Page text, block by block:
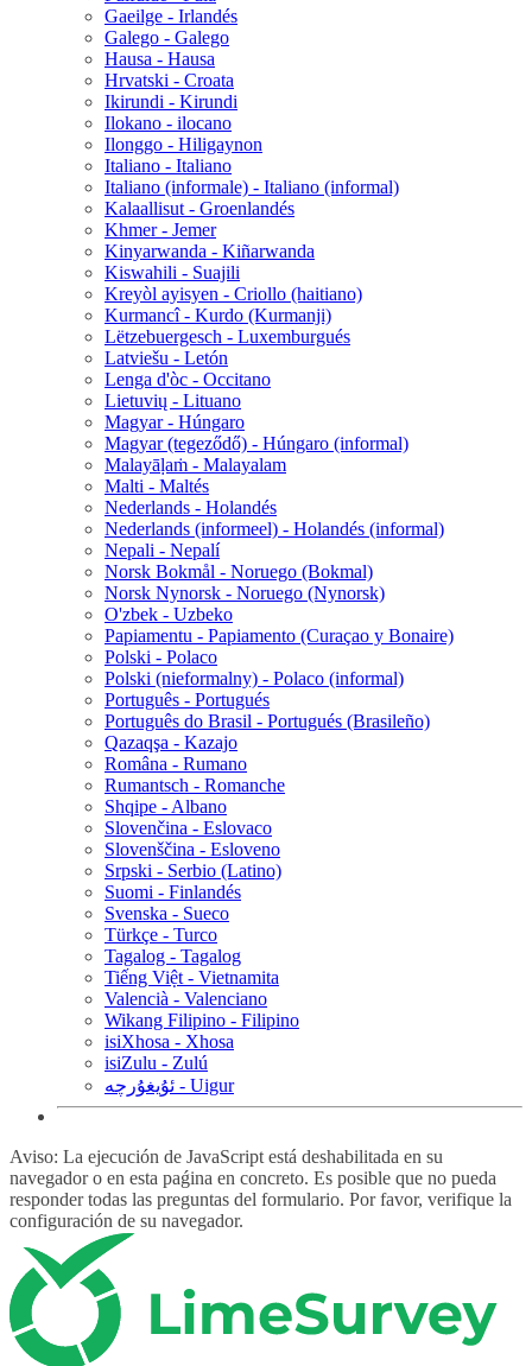
Gaeilge - Irlandés
Galego - Galego
Hausa - Hausa
Hrvatski - Croata
Ikirundi - Kirundi
Ilokano - ilocano
Ilonggo - Hiligaynon
Italiano - Italiano
Italiano (informale) - Italiano (informal)
Kalaallisut - Groenlandés
Khmer - Jemer
Kinyarwanda - Kiñarwanda
Kiswahili - Suajili
Kreyòl ayisyen - Criollo (haitiano)
Kurmancî - Kurdo (Kurmanji)
Lëtzebuergesch - Luxemburgués
Latviešu - Letón
Lenga d'òc - Occitano
Lietuvių - Lituano
Magyar - Húngaro
Magyar (tegeződő) - Húngaro (informal)
Malayāḷaṁ - Malayalam
Malti - Maltés
Nederlands - Holandés
Nederlands (informeel) - Holandés (informal)
Nepali - Nepalí
Norsk Bokmål - Noruego (Bokmal)
Norsk Nynorsk - Noruego (Nynorsk)
O'zbek - Uzbeko
Papiamentu - Papiamento (Curaçao y Bonaire)
Polski - Polaco
Polski (nieformalny) - Polaco (informal)
Português - Portugués
Português do Brasil - Portugués (Brasileño)
Qazaqşa - Kazajo
Româna - Rumano
Rumantsch - Romanche
Shqipe - Albano
Slovenčina - Eslovaco
Slovenščina - Esloveno
Srpski - Serbio (Latino)
Suomi - Finlandés
Svenska - Sueco
Türkçe - Turco
Tagalog - Tagalog
Tiếng Việt - Vietnamita
Valencià - Valenciano
Wikang Filipino - Filipino
isiXhosa - Xhosa
isiZulu - Zulú
ئۇيغۇرچە - Uigur
Aviso: La ejecución de JavaScript está deshabilitada en su
navegador o en esta paǵina en concreto. Es posible que no pueda
responder todas las preguntas del formulario. Por favor, verifique la
configuración de su navegador.